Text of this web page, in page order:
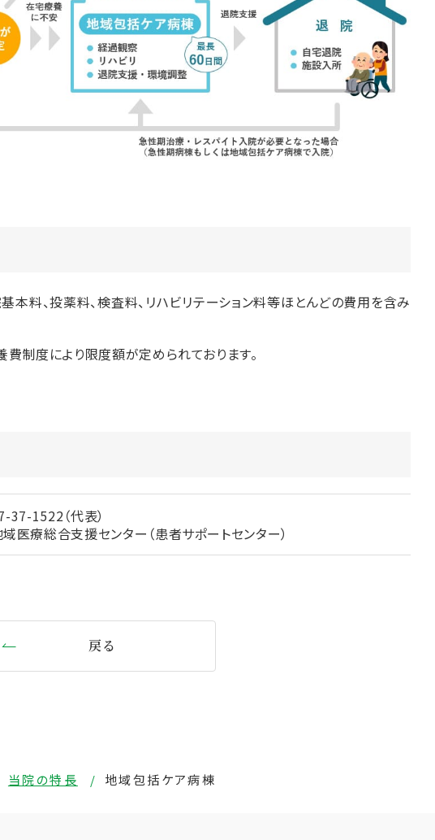
料、投薬料、検査料、リハビリテーション料等ほとんどの費用を含み
制度により限度額が定められております。
37-1522 （代表）
医療総合支援センター（患者サポートセンター）
戻る
当院の特長 地域包括ケア病棟